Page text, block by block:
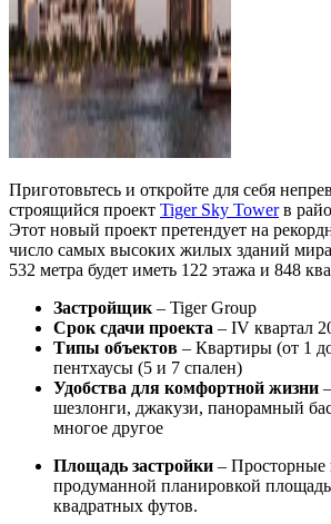
Приготовьтесь и откройте для себя
строящийся проект Tiger Sky Towerв
Этот новый проект претендует на
число самых высоких жилых зданий
532 метра будет иметь 122 этажа и 848
Застройщик – Tiger Group
Срок сдачи проекта – IV квартал
Типы объектов – Квартиры (от 1
пентхаусы (5 и 7 спален)
Удобства для комфортной жизни
шезлонги, джакузи, панорамный
многое другое
Площадь застройки – Просторные
продуманной планировкой
квадратных футов.